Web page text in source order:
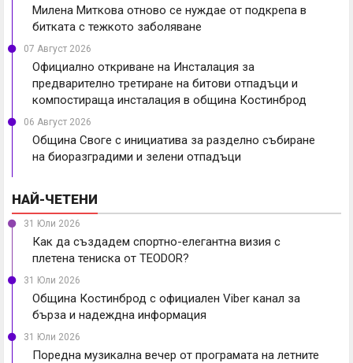
Милена Миткова отново се нуждае от подкрепа в
битката с тежкото заболяване
07 Август 2026
Официално откриване на Инсталация за
предварително третиране на битови отпадъци и
компостираща инсталация в община Костинброд
06 Август 2026
Община Своге с инициатива за разделно събиране
на биоразградими и зелени отпадъци
НАЙ-ЧЕТЕНИ
31 Юли 2026
Как да създадем спортно-елегантна визия с
плетена тениска от TEODOR?
31 Юли 2026
Община Костинброд с официален Viber канал за
бърза и надеждна информация
31 Юли 2026
Поредна музикална вечер от програмата на летните